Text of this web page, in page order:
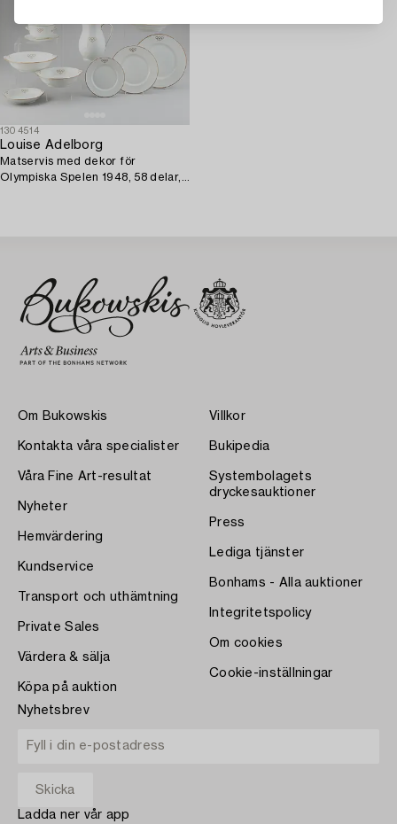
1304514
Louise Adelborg
Matservis med dekor för
Olympiska Spelen 1948, 58 delar,
Om Bukowskis
Kontakta våra specialister
Våra Fine Art-resultat
Nyheter
Hemvärdering
Kundservice
Transport och uthämtning
Private Sales
Värdera & sälja
Köpa på auktion
Villkor
Bukipedia
Systembolagets
dryckesauktioner
Press
Lediga tjänster
Bonhams - Alla auktioner
Integritetspolicy
Om cookies
Cookie-inställningar
Nyhetsbrev
Ladda ner vår app